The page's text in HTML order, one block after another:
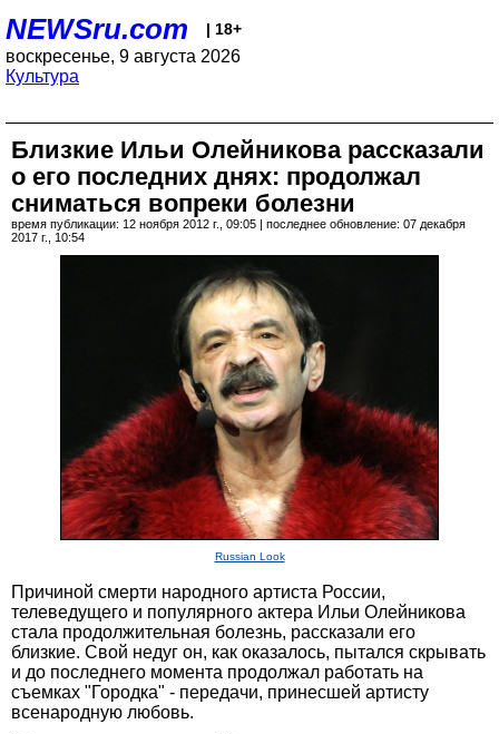
NEWSru.com | 18+
воскресенье, 9 августа 2026
Культура
Близкие Ильи Олейникова рассказали
о его последних днях: продолжал
сниматься вопреки болезни
время публикации: 12 ноября 2012 г., 09:05 | последнее обновление: 07 декабря
2017 г., 10:54
Russian Look
Причиной смерти народного артиста России,
телеведущего и популярного актера Ильи Олейникова
стала продолжительная болезнь, рассказали его
близкие. Свой недуг он, как оказалось, пытался скрывать
и до последнего момента продолжал работать на
съемках "Городка" - передачи, принесшей артисту
всенародную любовь.